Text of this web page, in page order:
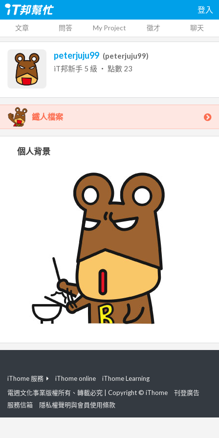
登入
文章 問答 My Project 徵才 聊天
peterjuju99 (peterjuju99)
iT邦新手 5 級 ‧ 點數 23
鐵人檔案
個人背景
iThome 服務 iThome online
iThome Learning
電週文化事業版權所有、轉載必究 | Copyright © iThome
刊登廣告
服務信箱
隱私權聲明與會員使用條款